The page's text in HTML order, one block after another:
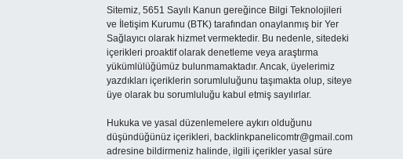
Sitemiz, 5651 Sayılı Kanun gereğince Bilgi Teknolojileri
ve İletişim Kurumu (BTK) tarafından onaylanmış bir Yer
Sağlayıcı olarak hizmet vermektedir. Bu nedenle, sitedeki
içerikleri proaktif olarak denetleme veya araştırma
yükümlülüğümüz bulunmamaktadır. Ancak, üyelerimiz
yazdıkları içeriklerin sorumluluğunu taşımakta olup, siteye
üye olarak bu sorumluluğu kabul etmiş sayılırlar.
Hukuka ve yasal düzenlemelere aykırı olduğunu
düşündüğünüz içerikleri, backlinkpanelicomtr@gmail.com
adresine bildirmeniz halinde, ilgili içerikler yasal süre